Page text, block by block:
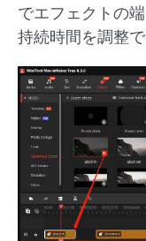
でエフェクトの
持続時間を調整で